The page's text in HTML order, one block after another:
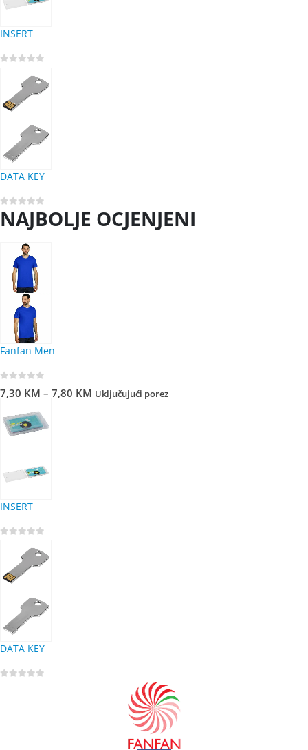
INSERT
DATA KEY
0out of 5
NAJBOLJE OCJENJENI
Fanfan Men
7,30 KM – 7,80 KM Uključujući porez
INSERT
DATA KEY